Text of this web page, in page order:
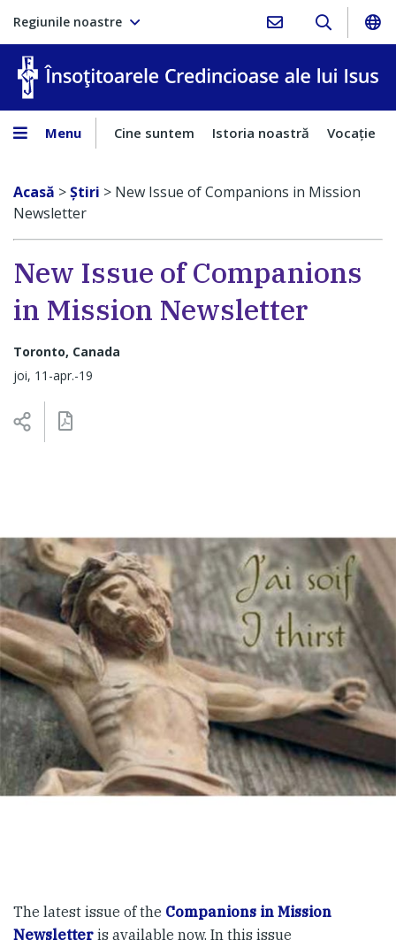
Regiunile noastre
Menu Cine suntem Istoria noastră Vocaţie
Acasă >Ştiri > New Issue of Companions in Mission
Newsletter
New Issue of Companions
in Mission Newsletter
Toronto, Canada
joi, 11-apr.-19
The latest issue of the Companions in Mission
Newsletter is available now. In this issue